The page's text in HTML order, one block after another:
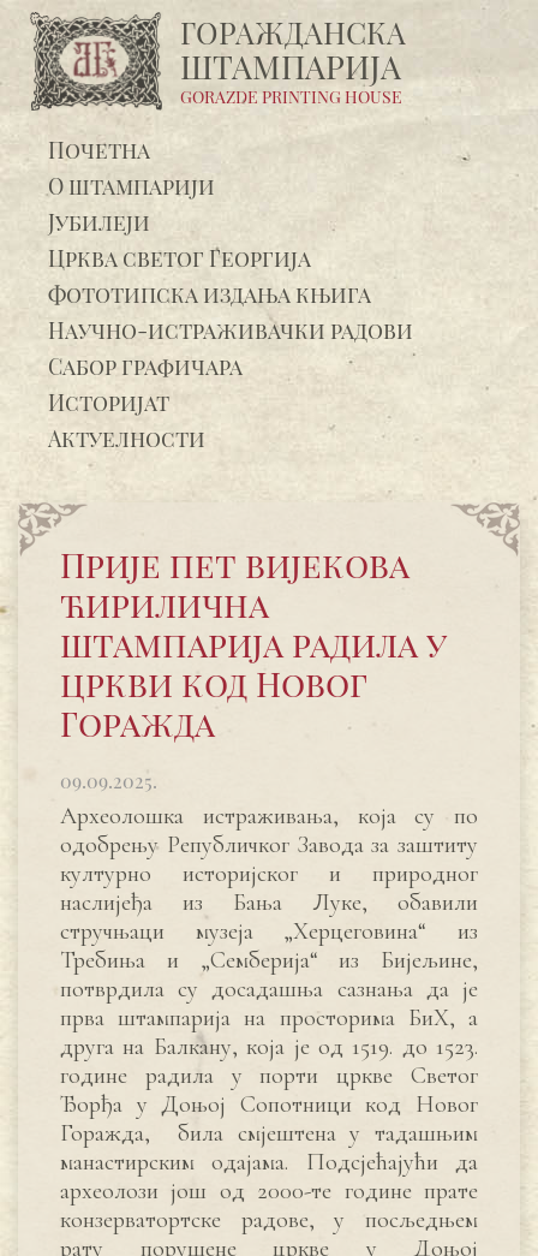
ГОРАЖДАНСКA
ШТАМПАРИЈA
GORAZDE PRINTING HOUSE
Почетна
О штампарији
Јубилеји
Црква светог Георгија
Фототипска издања књига
Научно-истраживачки радови
Сабор графичара
Историјат
Актуелности
Прије пет вијекова
ћирилична
штампарија радила у
цркви код Новог
Горажда
09.09.2025.
Археолошка истраживања, која су по
одобрењу Републичког Завода за заштиту
културно историјског и природног
наслијеђа из Бања Луке, обавили
стручњаци музеја „Херцеговина“ из
Требиња и „Семберија“ из Бијељине,
потврдила су досадашња сазнања да је
прва штампарија на просторима БиХ, а
друга на Балкану, која је од 1519. до 1523.
године радила у порти цркве Светог
Ђорђа у Доњој Сопотници код Новог
Горажда, била смјештена у тадашњим
манастирским одајама. Подсјећајући да
археолози још од 2000-те године прате
конзерватортске радове, у посљедњем
рату порушене цркве у Доњој